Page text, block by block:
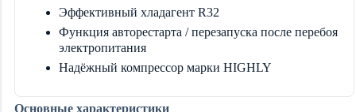
Эффективный хладагент R32
Функция авторестарта / перезапуска после перебоя
электропитания
Надёжный компрессор марки HIGHLY
Основные характеристики